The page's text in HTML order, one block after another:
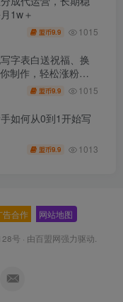
1w＋
盟币9.9 1015
字表白送祝福、换
制作，轻松涨粉
盟币9.9 1015
如何从0到1开始写
盟币9.9 1013
告合作 网站地图
号 · 由百盟网强力驱动.